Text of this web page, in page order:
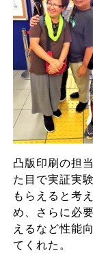
凸版印刷の担
た目で実証実
もらえると考
め、さらに必
えるなど性能
てくれた。